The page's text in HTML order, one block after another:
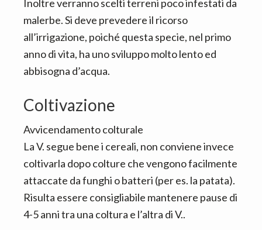
Inoltre verranno scelti terreni poco infestati da
malerbe. Si deve prevedere il ricorso
all’irrigazione, poiché questa specie, nel primo
anno di vita, ha uno sviluppo molto lento ed
abbisogna d’acqua.
Coltivazione
Avvicendamento colturale
La V. segue bene i cereali, non conviene invece
coltivarla dopo colture che vengono facilmente
attaccate da funghi o batteri (per es. la patata).
Risulta essere consigliabile mantenere pause di
4-5 anni tra una coltura e l’altra di V..